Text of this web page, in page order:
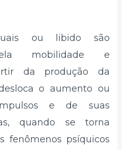
ou libido são
mobilidade e
da produção da
o aumento ou
e de suas
quando se torna
fenômenos psíquicos